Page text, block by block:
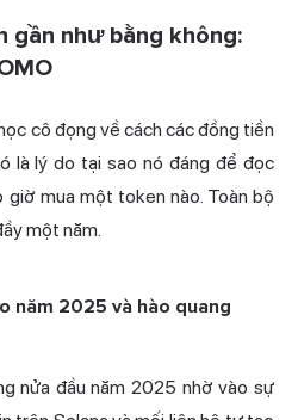
gần như bằng không:
cô đọng về cách các đồng tiền
là lý do tại sao nó đáng để đọc
giờ mua một token nào. Toàn bộ
một năm.
năm 2025 và hào quang
nửa đầu năm 2025 nhờ vào sự